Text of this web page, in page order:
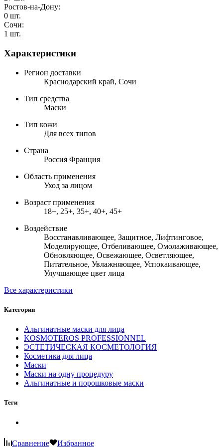
Ростов-на-Дону:
0 шт.
Сочи:
1 шт.
Характеристики
Регион доставки
Краснодарский край, Сочи
Тип средства
Маски
Тип кожи
Для всех типов
Страна
Россия Франция
Область применения
Уход за лицом
Возраст применения
18+, 25+, 35+, 40+, 45+
Воздействие
Восстанавливающее, Защитное, Лифтинговое,
Моделирующее, Отбеливающее, Омолаживающее,
Обновляющее, Освежающее, Осветляющее,
Питательное, Увлажняющее, Успокаивающее,
Улучшающее цвет лица
Все характеристики
Категории
Альгинатные маски для лица
KOSMOTEROS PROFESSIONNEL
ЭСТЕТИЧЕСКАЯ КОСМЕТОЛОГИЯ
Косметика для лица
Маски
Маски на одну процедуру
Альгинатные и порошковые маски
Теги
Сравнение Избранное